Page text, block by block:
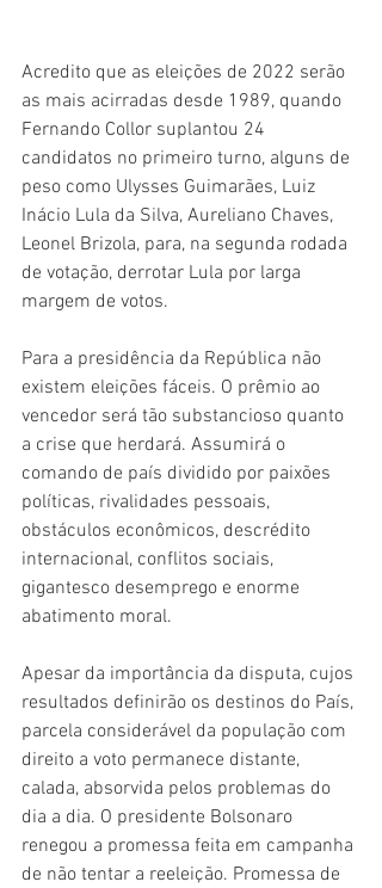
Acredito que as eleições de 2022 serão
as mais acirradas desde 1989, quando
Fernando Collor suplantou 24
candidatos no primeiro turno, alguns de
peso como Ulysses Guimarães, Luiz
Inácio Lula da Silva, Aureliano Chaves,
Leonel Brizola, para, na segunda rodada
de votação, derrotar Lula por larga
margem de votos.
Para a presidência da República não
existem eleições fáceis. O prêmio ao
vencedor será tão substancioso quanto
a crise que herdará. Assumirá o
comando de país dividido por paixões
políticas, rivalidades pessoais,
obstáculos econômicos, descrédito
internacional, conflitos sociais,
gigantesco desemprego e enorme
abatimento moral.
Apesar da importância da disputa, cujos
resultados definirão os destinos do País,
parcela considerável da população com
direito a voto permanece distante,
calada, absorvida pelos problemas do
dia a dia. O presidente Bolsonaro
renegou a promessa feita em campanha
de não tentar a reeleição. Promessa de